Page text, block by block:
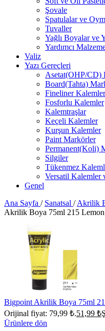
Şovale
Spatulalar ve
Tuvaller
Yağlı Boyalar ve
Yardımcı
Valiz
Yazı Gereçleri
Asetat(OHP/CD)
Board(Tahta)
Fineliner Kalemler
Fosforlu Kalemler
Kalemtraşlar
Keçeli Kalemler
Kurşun Kalemler
Paint Markörler
Permanent(Koli)
Silgiler
Tükenmez
Versatil Kalemler
Genel
Ana Sayfa / Sanatsal / Akrilik
Akrilik Boya 75ml 215
Bigpoint Akrilik Boya 75ml
Orijinal fiyat: 79,99 ₺.51,99 ₺
Ürünlere dön